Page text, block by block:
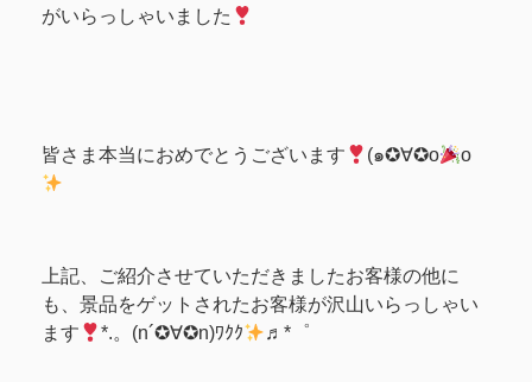
がいらっしゃいました
皆さま本当におめでとうございます (๑✪∀✪o o
上記、ご紹介させていただきましたお客様の他に
も、景品をゲットされたお客様が沢山いらっしゃい
ます
*.。(n´✪∀✪n)ﾜｸｸ ♬*゜